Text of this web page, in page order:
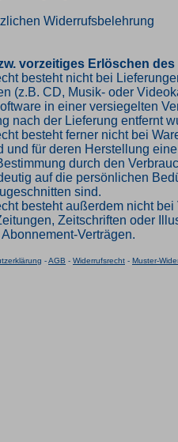
Widerrufsbelehrung
vorzeitiges Erlöschen
besteht nicht bei
(z.B. CD, Musik- oder
in einer versiegelten
nach der Lieferung entfernt
besteht ferner nicht bei
und für deren Herstellung
durch den
auf die persönlichen
sind.
besteht außerdem nicht bei
Zeitschriften oder
Verträgen.
-AGB - Widerrufsrecht - Muster-